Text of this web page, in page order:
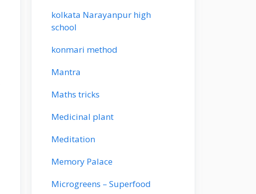
kolkata Narayanpur high
school
konmari method
Mantra
Maths tricks
Medicinal plant
Meditation
Memory Palace
Microgreens – Superfood